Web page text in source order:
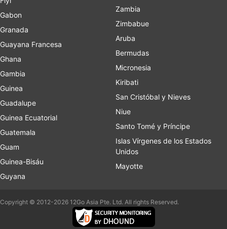
Gabon
Granada
Guayana Francesa
Ghana
Gambia
Guinea
Guadalupe
Guinea Ecuatorial
Guatemala
Guam
Guinea-Bisáu
Guyana
Zambia
Zimbabue
Aruba
Bermudas
Micronesia
Kiribati
San Cristóbal y Nieves
Niue
Santo Tomé y Príncipe
Islas Vírgenes de los Estados
Unidos
Mayotte
Copyright © 2012-2026 12Go Asia Pte. Ltd. All rights Reserved.